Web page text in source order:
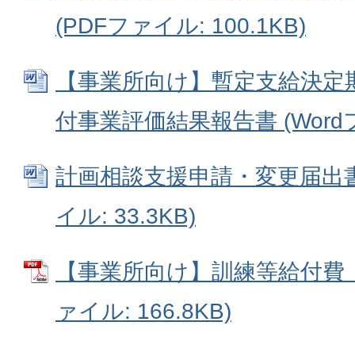
(PDFファイル: 100.1KB)
【事業所向け】暫定支給決
付事業評価結果報告書
計画相談支援申請・変更届出
イル: 33.3KB)
【事業所向け】訓練等給付
ァイル: 166.8KB)